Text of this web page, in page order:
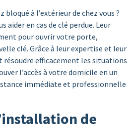
bloqué à l’extérieur de chez vous ?
aider en cas de clé perdue. Leur
pour ouvrir votre porte,
clé. Grâce à leur expertise et leur
résoudre efficacement les situations
l’accès à votre domicile en un
immédiate et professionnelle
de